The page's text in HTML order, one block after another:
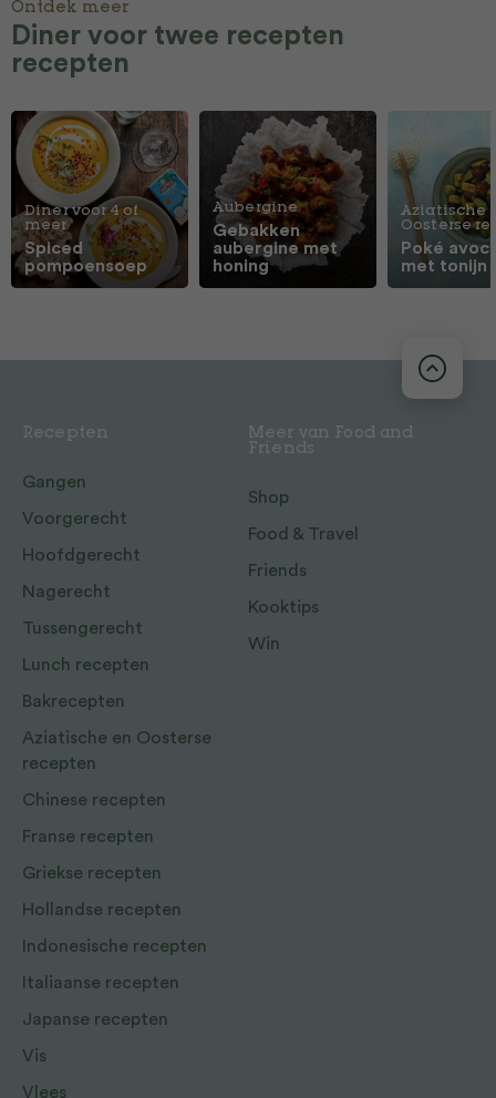
Ontdek meer
Diner voor twee recepten
recepten
Diner voor 4 of
meer
Spiced
pompoensoep
Aubergine
Gebakken
aubergine met
honing
Aziatische
Oosterse
Poké
met tonijn
Recepten
Gangen
Voorgerecht
Hoofdgerecht
Nagerecht
Tussengerecht
Lunch recepten
Bakrecepten
Aziatische en Oosterse
recepten
Chinese recepten
Franse recepten
Griekse recepten
Hollandse recepten
Indonesische recepten
Italiaanse recepten
Japanse recepten
Vis
Vlees
Meer van Food and
Friends
Shop
Food & Travel
Friends
Kooktips
Win